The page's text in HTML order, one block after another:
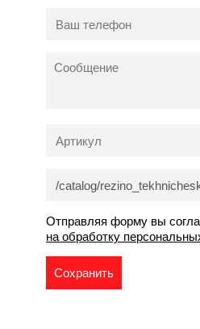
Отправляя форму вы
на обработку